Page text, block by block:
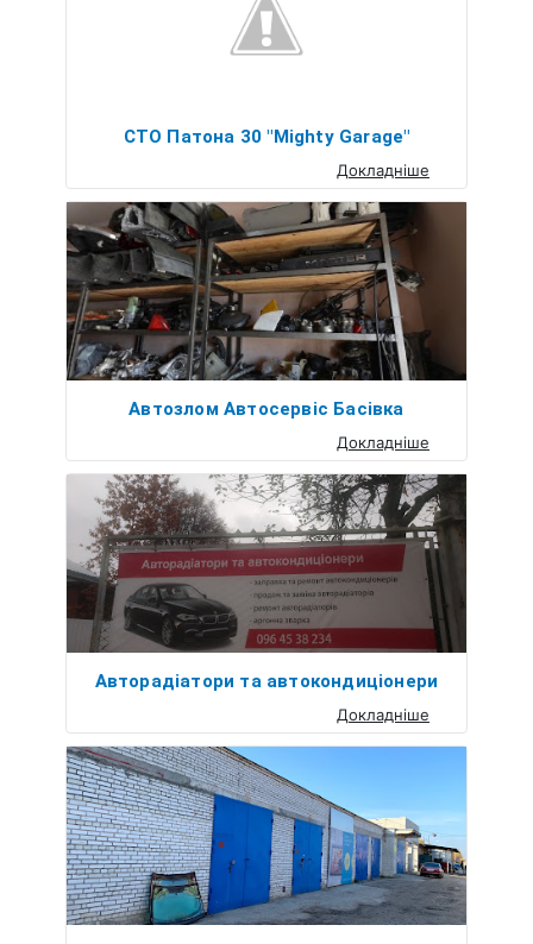
СТО Патона 30 "Mighty Garage"
Докладніше
Автозлом Автосервіс Басівка
Докладніше
Авторадіатори та автокондиціонери
Докладніше